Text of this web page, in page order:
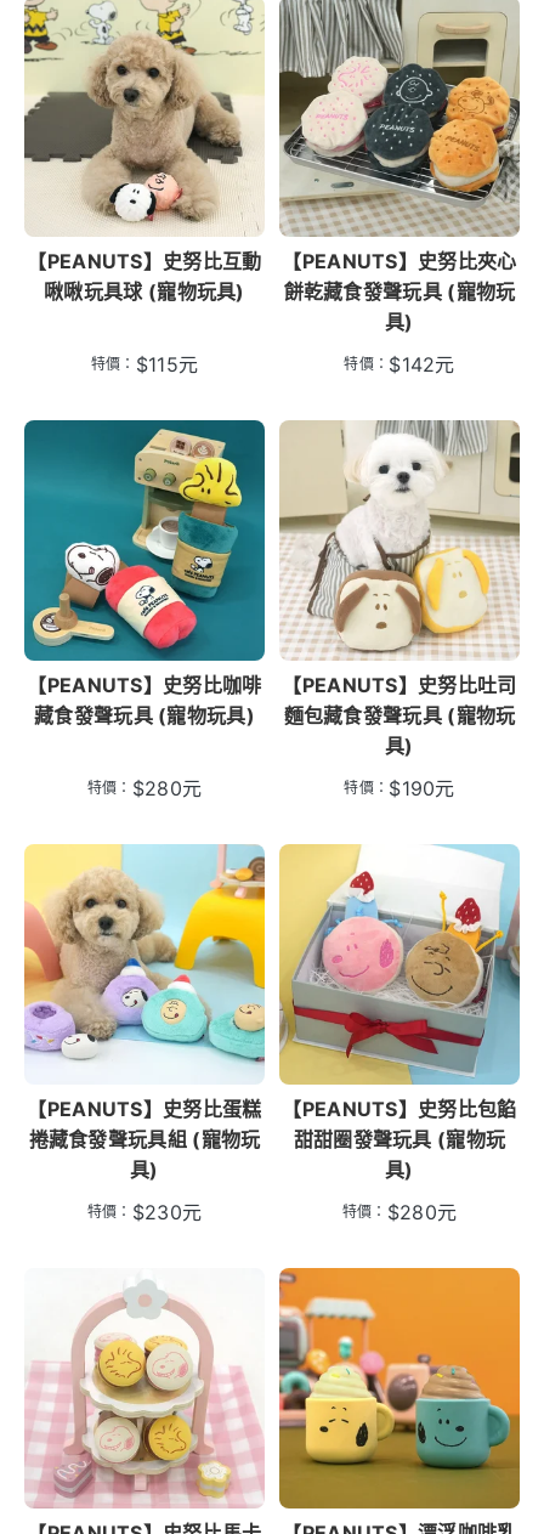
【PEANUTS】史努比互動
啾啾玩具球 (寵物玩具)
特價： $115元
【PEANUTS】史努比夾心
餅乾藏食發聲玩具 (寵物玩
具)
特價： $142元
【PEANUTS】史努比咖啡
藏食發聲玩具 (寵物玩具)
特價： $280元
【PEANUTS】史努比吐司
麵包藏食發聲玩具 (寵物玩
具)
特價： $190元
【PEANUTS】史努比蛋糕
捲藏食發聲玩具組 (寵物玩
具)
特價： $230元
【PEANUTS】史努比包餡
甜甜圈發聲玩具 (寵物玩
具)
特價： $280元